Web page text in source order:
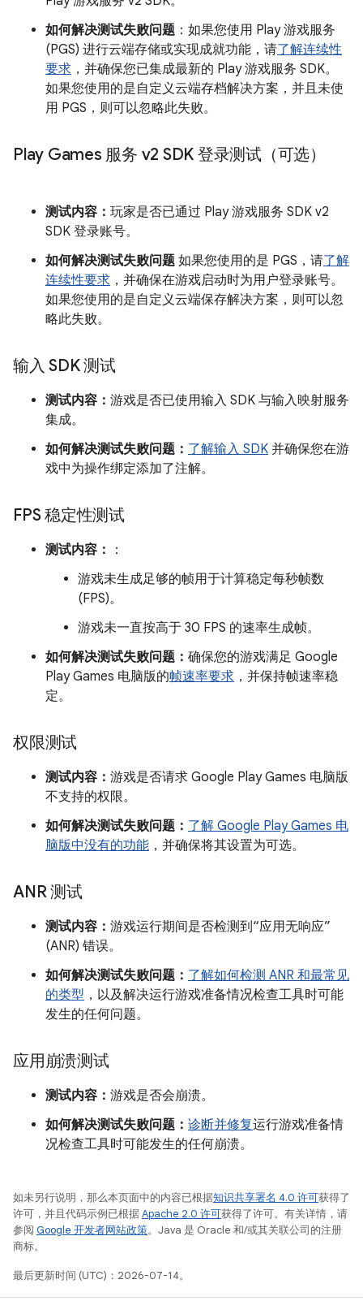
如何解决测试失败问题 ：如果您使用 Play 游戏服务
(PGS) 进行云端存储或实现成就功能，请了解连续性
要求 ，并确保您已集成最新的 Play 游戏服务 SDK。
如果您使用的是自定义云端存档解决方案，并且未使
用 PGS，则可以忽略此失败。
Play Games 服务 v2 SDK 登录测试（可选）
测试内容： 玩家是否已通过 Play 游戏服务 SDK v2
SDK 登录账号。
如何解决测试失败问题 如果您使用的是 PGS，请了解
连续性要求 ，并确保在游戏启动时为用户登录账号。
如果您使用的是自定义云端保存解决方案，则可以忽
略此失败。
输入 SDK 测试
测试内容： 游戏是否已使用输入 SDK 与输入映射服务
集成。
如何解决测试失败问题： 了解输入 SDK 并确保您在游
戏中为操作绑定添加了注解。
FPS 稳定性测试
测试内容：
：
游戏未生成足够的帧用于计算稳定每秒帧数
(FPS)。
游戏未一直按高于 30 FPS 的速率生成帧。
如何解决测试失败问题： 确保您的游戏满足 Google
Play Games 电脑版的帧速率要求 ，并保持帧速率稳
定。
权限测试
测试内容： 游戏是否请求 Google Play Games 电脑版
不支持的权限。
如何解决测试失败问题： 了解 Google Play Games 电
脑版中没有的功能 ，并确保将其设置为可选。
ANR 测试
测试内容： 游戏运行期间是否检测到“应用无响应”
(ANR) 错误。
如何解决测试失败问题： 了解如何检测 ANR 和最常见
的类型 ，以及解决运行游戏准备情况检查工具时可能
发生的任何问题。
应用崩溃测试
测试内容： 游戏是否会崩溃。
如何解决测试失败问题： 诊断并修复运行游戏准备情
况检查工具时可能发生的任何崩溃。
如未另行说明，那么本页面中的内容已根据知识共享署名 4.0 许可获得了
许可，并且代码示例已根据Apache 2.0 许可获得了许可。有关详情，请
参阅 Google 开发者网站政策。Java 是 Oracle 和/或其关联公司的注册
商标。
最后更新时间 (UTC)：2026-07-14。